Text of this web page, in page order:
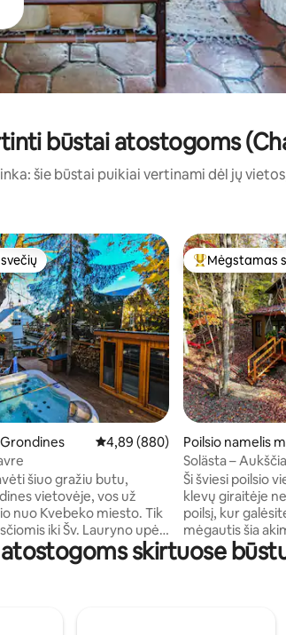
būstai atostogoms
šie būstai puikiai vertinami dėl jų
5, atsiliepimų: 16
Vidutinis įvertinimas: 4,89 iš 5,
4,89 (880)
šiuo gražiu butu,
vietovėje, vos už
nuo Kvebeko miesto. Tik
iki Šv. Lauryno upės
iki visų
yra nemokama
Svečių
Mėgstamas
Poilsio namelis
li
Solästa –
gamtoje – 3-ia
Ši šviesi poilsio
klevų giraitėje
poilsį, kur
mėgautis šia
kalbos
susitinka
taką su
skirtuose